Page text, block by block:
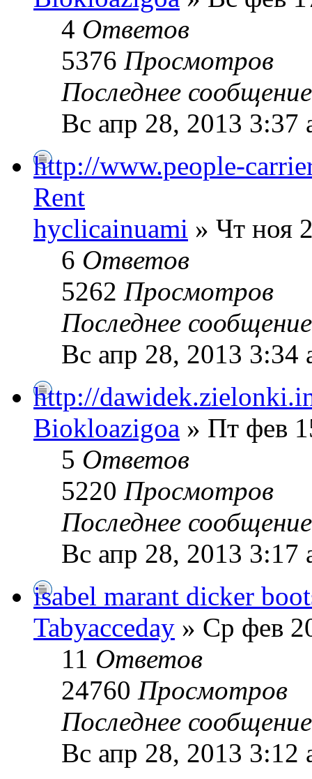
4 Ответов
5376 Просмотров
Последнее
Вс апр 28, 2013 3:37
http://www.people-
Rent
hyclicainuami » Чт ноя
6 Ответов
5262 Просмотров
Последнее
Вс апр 28, 2013 3:34
http://
Biokloazigoa » Пт фев
5 Ответов
5220 Просмотров
Последнее
Вс апр 28, 2013 3:17
isabel marant dicker
Tabyacceday » Ср фев
11 Ответов
24760 Просмотров
Последнее
Вс апр 28, 2013 3:12